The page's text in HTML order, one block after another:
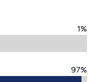
1%
97%